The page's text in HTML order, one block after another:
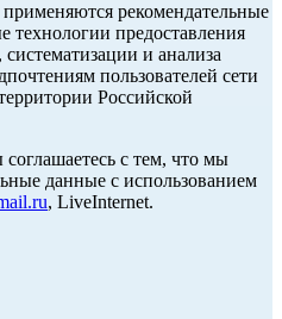
рекомендательные
предоставления
и анализа
пользователей сети
Российской
с тем, что мы
данные с использованием
, LiveInternet.